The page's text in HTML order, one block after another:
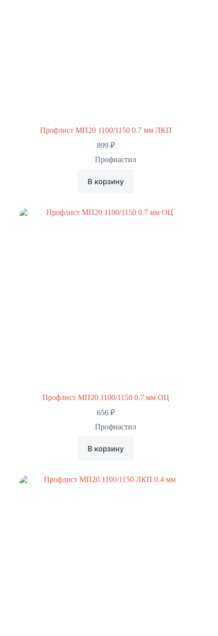
Профлист МП20 1100/1150 0.7 мм ЛКП
899 ₽
Профнастил
В корзину
Профлист МП20 1100/1150 0.7 мм ОЦ
656 ₽
Профнастил
В корзину